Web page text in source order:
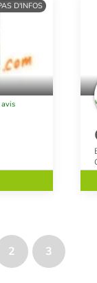
D'INFOS
avis
2 3